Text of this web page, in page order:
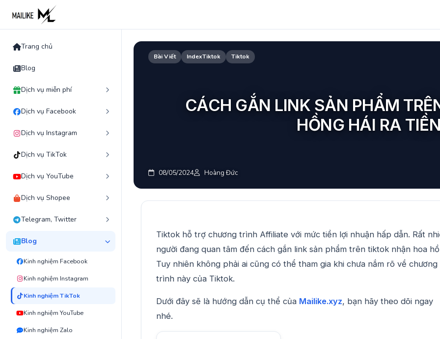
content
Trang chủ
Blog
Dịch vụ miễn phí
Dịch vụ Facebook
Dịch vụ Instagram
Dịch vụ TikTok
Dịch vụ YouTube
Dịch vụ Shopee
Telegram, Twitter
Blog
Kinh nghiệm Facebook
Kinh nghiệm Instagram
Kinh nghiệm TikTok
Kinh nghiệm YouTube
Kinh nghiệm Zalo
Bài Viết IndexTiktok Tiktok
CÁCH GẮN LINK SẢN PHẨM
HỒNG HÁI RA
08/05/2024 Hoàng Đức
Tiktok hỗ trợ chương trình Affiliate với mức tiền lợi nhuận hấp dẫn. Rất
người đang quan tâm đến cách gắn link sản phẩm trên tiktok nhận hoa
Tuy nhiên không phải ai cũng có thể tham gia khi chưa nắm rõ về chương
trình này của Tiktok.
Dưới đây sẽ là hướng dẫn cụ thể của Mailike.xyz, bạn hãy theo dõi ngay
nhé.